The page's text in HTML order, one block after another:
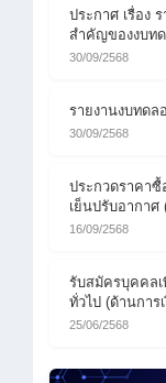
ประกาศ เรื่อง
สำคัญของงบท
30/09/2568
รายงานงบทดล
30/09/2568
ประกวดราคาซื้
เย็นปรับอากาศ
16/09/2568
รับสมัครบุคคลเ
ทั่วไป (ด้านกา
25/06/2568